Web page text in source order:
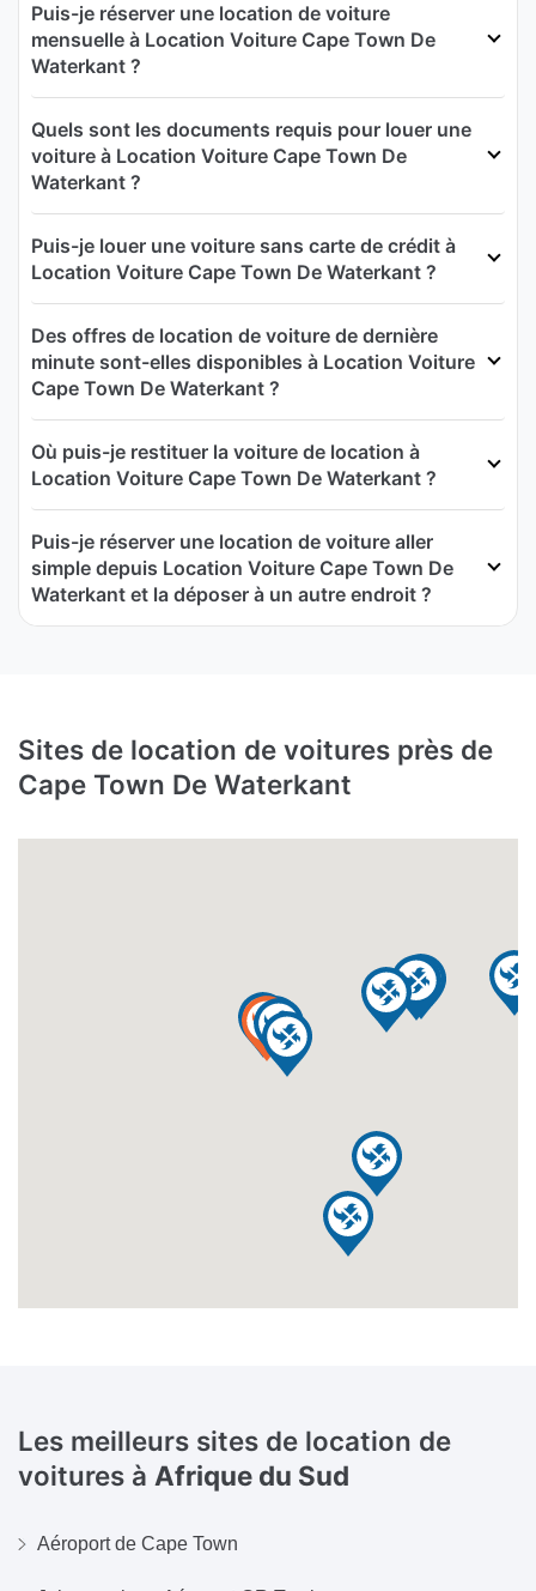
Puis-je réserver une location de voiture
mensuelle à Location Voiture Cape Town De
Waterkant ?
Quels sont les documents requis pour louer une
voiture à Location Voiture Cape Town De
Waterkant ?
Puis-je louer une voiture sans carte de crédit à
Location Voiture Cape Town De Waterkant ?
Des offres de location de voiture de dernière
minute sont-elles disponibles à Location Voiture
Cape Town De Waterkant ?
Où puis-je restituer la voiture de location à
Location Voiture Cape Town De Waterkant ?
Puis-je réserver une location de voiture aller
simple depuis Location Voiture Cape Town De
Waterkant et la déposer à un autre endroit ?
Sites de location de voitures près de
Cape Town De Waterkant
Les meilleurs sites de location de
voitures à Afrique du Sud
Aéroport de Cape Town